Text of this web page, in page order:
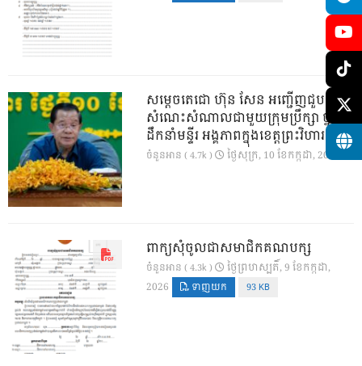
សម្តេចតេជោ ហ៊ុន សែន អញ្ជើញជួប
សំណេះសំណាលជាមួយក្រុមប្រឹក្សា ថ្នាក់
ដឹកនាំមន្ទីរ អង្គភាពក្នុងខេត្តព្រះវិហារ
ចំនួនអាន ( 4.7k ) ថ្ងៃ​សុក្រ, 10 ខែ​កក្កដា, 2026
ពាក្យសុំចូលជាសមាជិកគណបក្ស
ចំនួនអាន ( 4.3k )
ថ្ងៃ​ព្រហស្បតិ៍, 9 ខែ​កក្កដា,
2026
ទាញយក 93 KB